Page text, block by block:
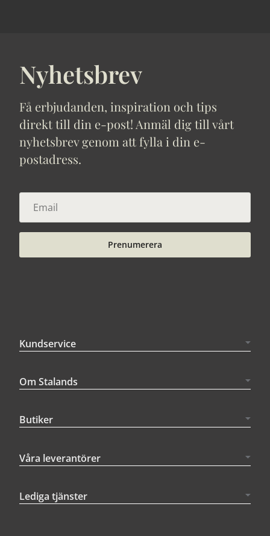
Nyhetsbrev
Få erbjudanden, inspiration och tips
direkt till din e-post! Anmäl dig till vårt
nyhetsbrev genom att fylla i din e-
postadress.
Prenumerera
Kundservice
Om Stalands
Butiker
Våra leverantörer
Lediga tjänster